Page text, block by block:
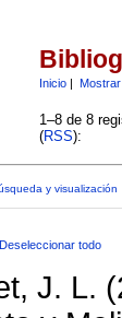
Inicio|
1–8 de 8
(RSS):
y visualización
Deseleccionar todo
J. L.